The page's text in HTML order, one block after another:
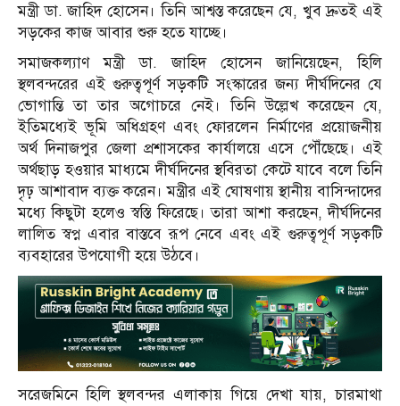
মন্ত্রী ডা. জাহিদ হোসেন। তিনি আশ্বস্ত করেছেন যে, খুব দ্রুতই এই
সড়কের কাজ আবার শুরু হতে যাচ্ছে।
সমাজকল্যাণ মন্ত্রী ডা. জাহিদ হোসেন জানিয়েছেন, হিলি
স্থলবন্দরের এই গুরুত্বপূর্ণ সড়কটি সংস্কারের জন্য দীর্ঘদিনের যে
ভোগান্তি তা তার অগোচরে নেই। তিনি উল্লেখ করেছেন যে,
ইতিমধ্যেই ভূমি অধিগ্রহণ এবং ফোরলেন নির্মাণের প্রয়োজনীয়
অর্থ দিনাজপুর জেলা প্রশাসকের কার্যালয়ে এসে পৌঁছেছে। এই
অর্থছাড় হওয়ার মাধ্যমে দীর্ঘদিনের স্থবিরতা কেটে যাবে বলে তিনি
দৃঢ় আশাবাদ ব্যক্ত করেন। মন্ত্রীর এই ঘোষণায় স্থানীয় বাসিন্দাদের
মধ্যে কিছুটা হলেও স্বস্তি ফিরেছে। তারা আশা করছেন, দীর্ঘদিনের
লালিত স্বপ্ন এবার বাস্তবে রূপ নেবে এবং এই গুরুত্বপূর্ণ সড়কটি
ব্যবহারের উপযোগী হয়ে উঠবে।
সরেজমিনে হিলি স্থলবন্দর এলাকায় গিয়ে দেখা যায়, চারমাথা